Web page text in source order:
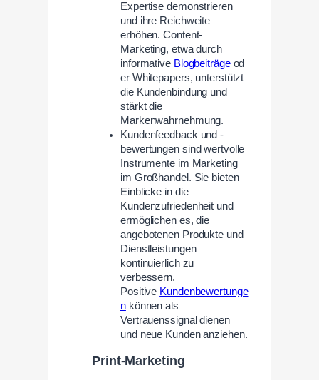
Expertise demonstrieren
und ihre Reichweite
erhöhen. Content-
Marketing, etwa durch
informative Blogbeiträgeod
er Whitepapers, unterstützt
die Kundenbindung und
stärkt die
Markenwahrnehmung.
Kundenfeedback und -
bewertungen sind wertvolle
Instrumente im Marketing
im Großhandel. Sie bieten
Einblicke in die
Kundenzufriedenheit und
ermöglichen es, die
angebotenen Produkte und
Dienstleistungen
kontinuierlich zu
verbessern.
Positive Kundenbewertunge
nkönnen als
Vertrauenssignal dienen
und neue Kunden anziehen.
Print-Marketing